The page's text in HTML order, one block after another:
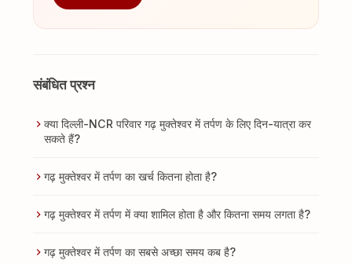
संबंधित प्रश्न
क्या दिल्ली-NCR परिवार गढ़ मुक्तेश्वर में तर्पण के लिए दिन-यात्रा कर
सकते हैं?
गढ़ मुक्तेश्वर में तर्पण का खर्च कितना होता है?
गढ़ मुक्तेश्वर में तर्पण में क्या शामिल होता है और कितना समय लगता है?
गढ़ मुक्तेश्वर में तर्पण का सबसे अच्छा समय कब है?